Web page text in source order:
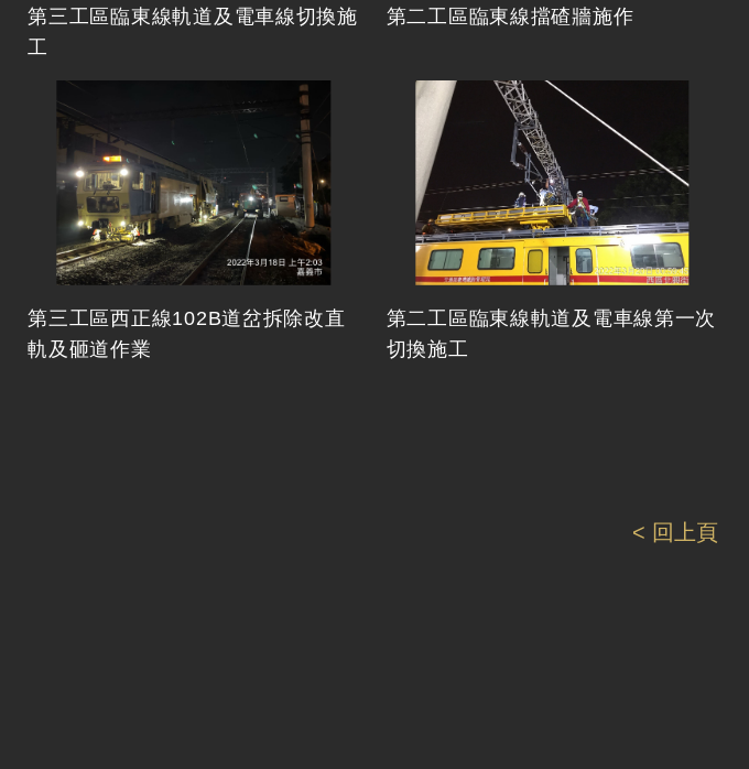
第三工區臨東線軌道及電車線切換施
工
第二工區臨東線擋碴牆施作
第三工區西正線102B道岔拆除改直
軌及砸道作業
第二工區臨東線軌道及電車線第一次
切換施工
< 回上頁